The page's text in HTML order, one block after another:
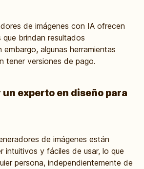
de imágenes con IA ofrecen
brindan resultados
embargo, algunas herramientas
tener versiones de pago.
un experto en diseño para
de imágenes están
intuitivos y fáciles de usar, lo que
persona, independientemente de